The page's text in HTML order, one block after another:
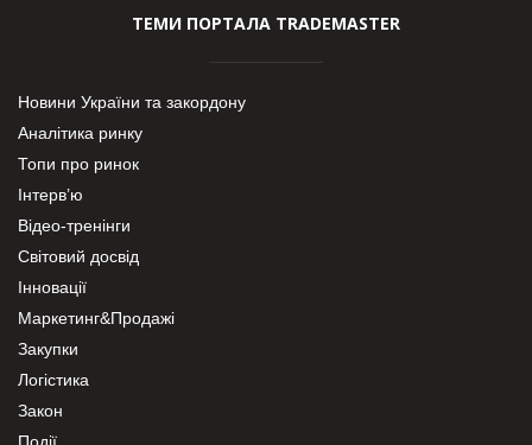
ТЕМИ ПОРТАЛА TRADEMASTER
Новини України та закордону
Аналітика ринку
Топи про ринок
Інтерв’ю
Відео-тренінги
Світовий досвід
Інновації
Маркетинг&Продажі
Закупки
Логістика
Закон